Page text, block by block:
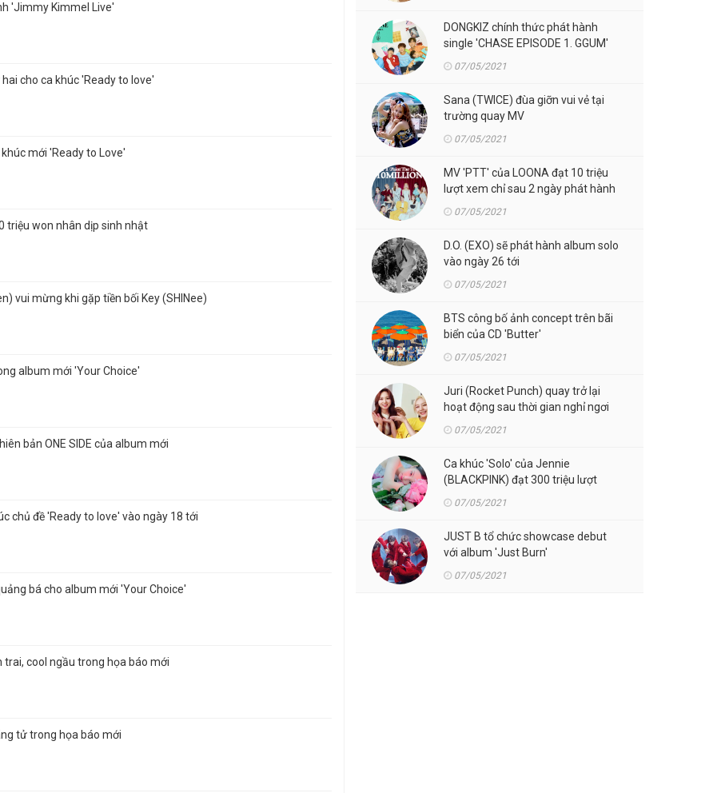
'Jimmy Kimmel Live'
cho ca khúc 'Ready to love'
mới 'Ready to Love'
triệu won nhân dịp sinh nhật
vui mừng khi gặp tiền bối Key (SHINee)
album mới 'Your Choice'
bản ONE SIDE của album mới
chủ đề 'Ready to love' vào ngày 18 tới
bá cho album mới 'Your Choice'
cool ngầu trong họa báo mới
tử trong họa báo mới
DONGKIZ chính thức phát hành
single 'CHASE EPISODE 1. GGUM'
07/05/2021
Sana (TWICE) đùa giỡn vui vẻ tại
trường quay MV
07/05/2021
MV 'PTT' của LOONA đạt 10 triệu
lượt xem chỉ sau 2 ngày phát hành
07/05/2021
D.O. (EXO) sẽ phát hành album solo
vào ngày 26 tới
07/05/2021
BTS công bố ảnh concept trên bãi
biển của CD 'Butter'
07/05/2021
Juri (Rocket Punch) quay trở lại
hoạt động sau thời gian nghỉ ngơi
07/05/2021
Ca khúc 'Solo' của Jennie
(BLACKPINK) đạt 300 triệu lượt
07/05/2021
JUST B tổ chức showcase debut
với album 'Just Burn'
07/05/2021